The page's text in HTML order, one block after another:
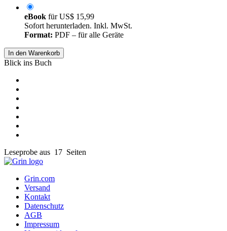
eBook fürUS$ 15,99
Sofort herunterladen. Inkl. MwSt.
Format: PDF – für alle Geräte
In den Warenkorb
Blick ins Buch
Leseprobe aus 17 Seiten
Grin.com
Versand
Kontakt
Datenschutz
AGB
Impressum